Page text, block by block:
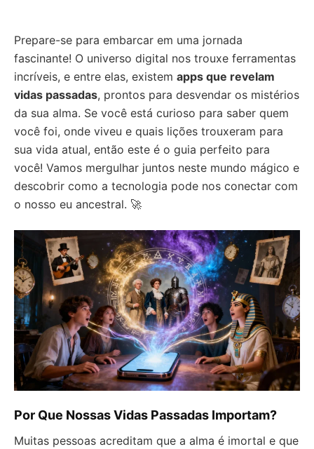
Prepare-se para embarcar em uma jornada
fascinante! O universo digital nos trouxe ferramentas
incríveis, e entre elas, existem apps que revelam
vidas passadas, prontos para desvendar os mistérios
da sua alma. Se você está curioso para saber quem
você foi, onde viveu e quais lições trouxeram para
sua vida atual, então este é o guia perfeito para
você! Vamos mergulhar juntos neste mundo mágico e
descobrir como a tecnologia pode nos conectar com
o nosso eu ancestral. 🚀
Por Que Nossas Vidas Passadas Importam?
Muitas pessoas acreditam que a alma é imortal e que